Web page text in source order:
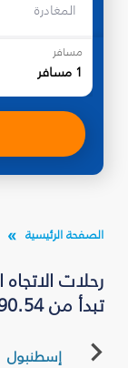
المغادرة
مسافر
1 مسافر
الصفحة الرئيسية
تبدأ من USD 490.54* - فلاي دبي
إسطنبول